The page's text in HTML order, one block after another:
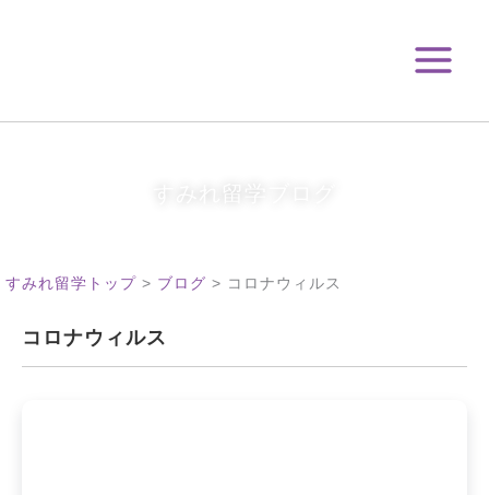
すみれ留学ブログ
すみれ留学トップ > ブログ > コロナウィルス
コロナウィルス
イ